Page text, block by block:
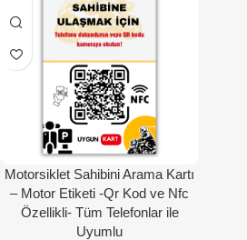
Motorsiklet Sahibini Arama Kartı
– Motor Etiketi -Qr Kod ve Nfc
Özellikli- Tüm Telefonlar ile
Uyumlu